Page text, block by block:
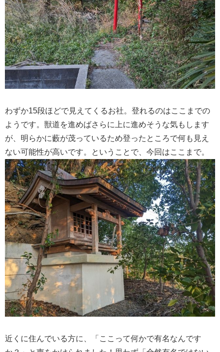
わずか15段ほどで見えてくるお社。登れるのはここまでの
ようです。獣道を進めばさらに上に進めそうな気もします
が、明らかに藪が茂っているため登ったところで何も見え
ない可能性が高いです。ということで、今回はここまで。
近くに住んでいる方に、「ここって何かで有名なんです